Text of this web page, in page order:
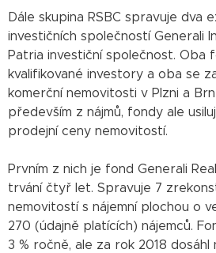
Dále skupina RSBC spravuje dva
investičních společností Generali
Patria investiční společnost. Oba
kvalifikované investory a oba se
komerční nemovitosti v Plzni a
především z nájmů, fondy ale
prodejní ceny nemovitostí.
Prvním z nich je fond Generali
trvání čtyř let. Spravuje 7
nemovitostí s nájemní plochou o
270 (údajně platících) nájemců.
3 % ročně, ale za rok 2018